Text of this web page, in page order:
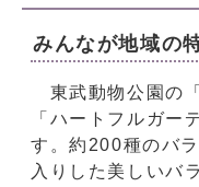
みんなが地域
東武動物公園の
「ハートフルガー
す。約200種のバ
入りした美しいバ